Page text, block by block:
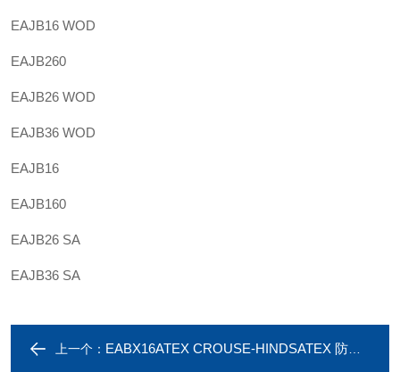
EAJB16 WOD
EAJB260
EAJB26 WOD
EAJB36 WOD
EAJB16
EAJB160
EAJB26 SA
EAJB36 SA
上一个： EABX16ATEX CROUSE-HINDSATEX 防爆接线盒 EABX16ATEX 1/2英寸